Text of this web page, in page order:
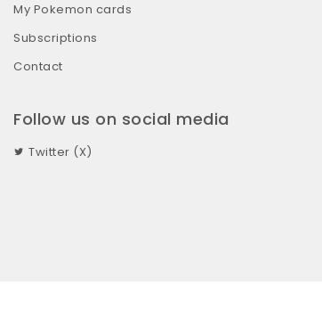
My Pokemon cards
Subscriptions
Contact
Follow us on social media
Twitter (X)